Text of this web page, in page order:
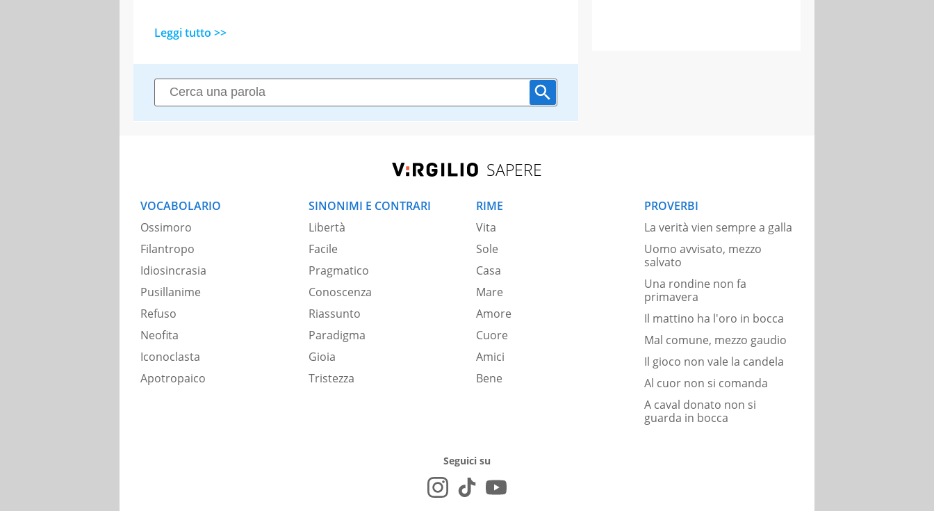
Leggi tutto >>
SAPERE
VOCABOLARIO
Ossimoro
Filantropo
Idiosincrasia
Pusillanime
Refuso
Neofita
Iconoclasta
Apotropaico
SINONIMI E CONTRARI
Libertà
Facile
Pragmatico
Conoscenza
Riassunto
Paradigma
Gioia
Tristezza
RIME
Vita
Sole
Casa
Mare
Amore
Cuore
Amici
Bene
PROVERBI
La verità vien sempre a galla
Uomo avvisato, mezzo
salvato
Una rondine non fa
primavera
Il mattino ha l'oro in bocca
Mal comune, mezzo gaudio
Il gioco non vale la candela
Al cuor non si comanda
A caval donato non si
guarda in bocca
Seguici su